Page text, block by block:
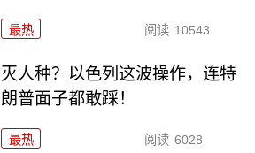
最热 阅读 10543
灭人种？以色列这波操作，连特
朗普面子都敢踩！
最热 阅读 6028